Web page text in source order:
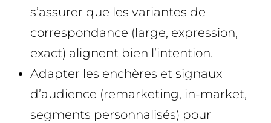
s’assurer que les variantes de
correspondance (large, expression,
exact) alignent bien l’intention.
Adapter les enchères et signaux
d’audience (remarketing, in-market,
segments personnalisés) pour